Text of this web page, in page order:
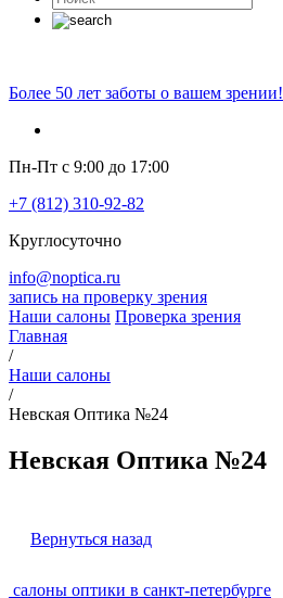
Более 50 лет заботы о вашем зрении!
Пн-Пт с 9:00 до 17:00
+7 (812) 310-92-82
Круглосуточно
info@noptica.ru
запись на проверку зрения
Наши салоны Проверка зрения
Главная
/
Наши салоны
/
Невская Оптика №24
Невская Оптика №24
Вернуться назад
салоны оптики в санкт-петербурге